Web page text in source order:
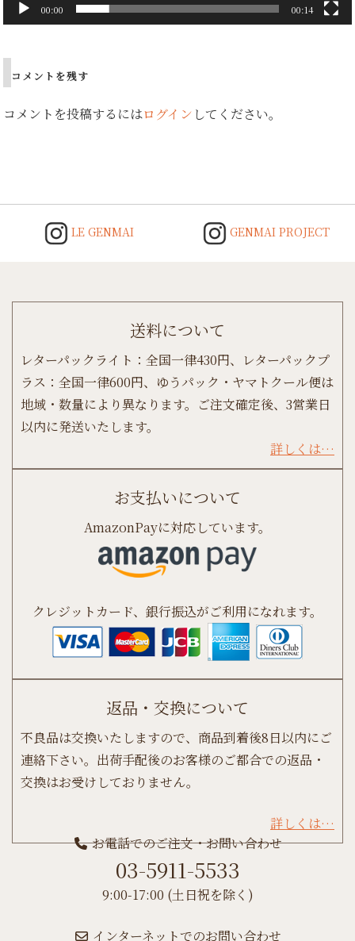
00:00 00:14
コメントを残す
コメントを投稿するにはログイン してください。
LE GENMAI GENMAI PROJECT
送料について
レターパックライト：全国一律430円、レターパックプ
ラス：全国一律600円、ゆうパック・ヤマトクール便は
地域・数量により異なります。ご注文確定後、3営業日
以内に発送いたします。
詳しくは…
お支払いについて
AmazonPayに対応しています。
クレジットカード、銀行振込がご利用になれます。
返品・交換について
不良品は交換いたしますので、商品到着後8日以内にご
連絡下さい。出荷手配後のお客様のご都合での返品・
交換はお受けしておりません。
詳しくは…
お電話でのご注文・お問い合わせ
03-5911-5533
9:00-17:00 (土日祝を除く)
インターネットでのお問い合わせ